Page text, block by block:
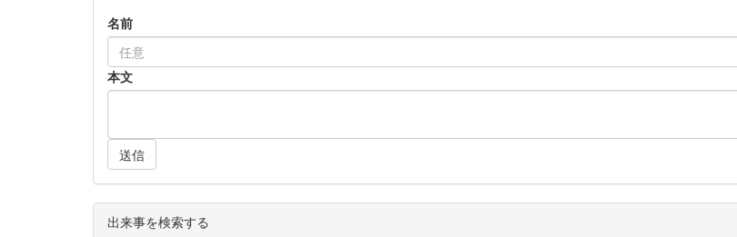
名前
本文
送信
出来事を検索する